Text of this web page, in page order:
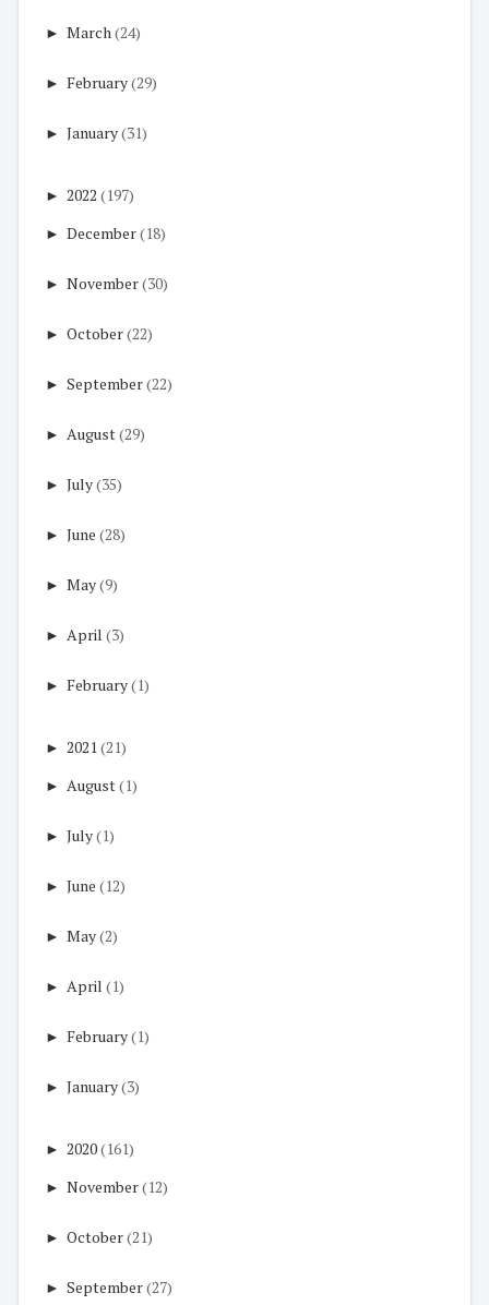
► March(24)
► February(29)
► January(31)
► 2022 (197)
► December(18)
► November(30)
► October(22)
► September(22)
► August(29)
► July(35)
► June (28)
► May(9)
► April (3)
► February(1)
► 2021 (21)
► August(1)
► July(1)
► June (12)
► May(2)
► April (1)
► February(1)
► January(3)
► 2020(161)
► November(12)
► October(21)
► September(27)